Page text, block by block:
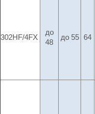
302HF/4FX
до
48
до 55 64